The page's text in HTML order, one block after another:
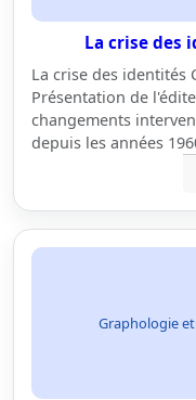
La crise des
La crise des identités
Présentation de
changements
depuis les années
Graphologie